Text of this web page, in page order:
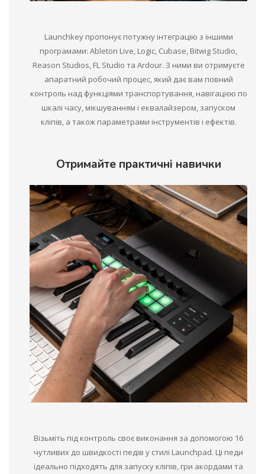
Launchkey пропонує потужну інтеграцію з іншими
програмами: Ableton Live, Logic, Cubase, Bitwig Studio,
Reason Studios, FL Studio та Ardour. З ними ви отримуєте
апаратний робочий процес, який дає вам повний
контроль над функціями транспортування, навігацією по
шкалі часу, мікшуванням і еквалайзером, запуском
кліпів, а також параметрами інструментів і ефектів.
Отримайте практичні навички
Візьміть під контроль своє виконання за допомогою 16
чутливих до швидкості педів у стилі Launchpad. Ці педи
ідеально підходять для запуску кліпів, гри акордами та